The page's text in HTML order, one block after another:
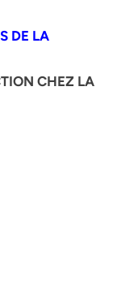
DE LA
CHEZ LA